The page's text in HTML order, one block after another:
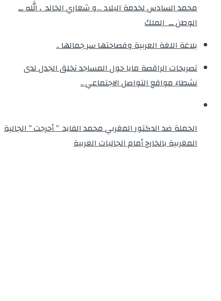
محمد السادس لخدمة البلاد …و شعاري الخالد ، الله ــ
الوطن ــ الملك
بلاغة اللغة العربية وفصاحتها سر جمالها ..
تصريحات الراقصة مايا حول المساجد تخلق الجدل لدى
نشطاء مواقع التواصل الاجتماعي ..
الحملة ضد الدكتور المغربي محمد الفايد ” أحرجت ” الجالية
المغربية بالخارج أمام الجاليات العربية